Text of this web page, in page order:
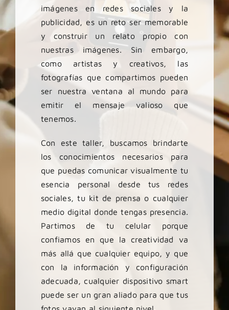
imágenes en redes sociales y la
publicidad, es un reto ser memorable
y construir un relato propio con
nuestras imágenes. Sin embargo,
como artistas y creativos, las
fotografías que compartimos pueden
ser nuestra ventana al mundo para
emitir el mensaje valioso que
tenemos.
Con este taller, buscamos brindarte
los conocimientos necesarios para
que puedas comunicar visualmente tu
esencia personal desde tus redes
sociales, tu kit de prensa o cualquier
medio digital donde tengas presencia.
Partimos de tu celular porque
confiamos en que la creatividad va
más allá que cualquier equipo, y que
con la información y configuración
adecuada, cualquier dispositivo smart
puede ser un gran aliado para que tus